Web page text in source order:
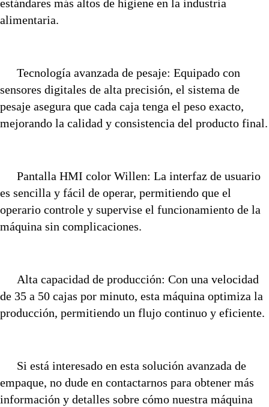
estándares más altos de higiene en la industria
alimentaria.
Tecnología avanzada de pesaje: Equipado con
sensores digitales de alta precisión, el sistema de
pesaje asegura que cada caja tenga el peso exacto,
mejorando la calidad y consistencia del producto final.
Pantalla HMI color Willen: La interfaz de usuario
es sencilla y fácil de operar, permitiendo que el
operario controle y supervise el funcionamiento de la
máquina sin complicaciones.
Alta capacidad de producción: Con una velocidad
de 35 a 50 cajas por minuto, esta máquina optimiza la
producción, permitiendo un flujo continuo y eficiente.
Si está interesado en esta solución avanzada de
empaque, no dude en contactarnos para obtener más
información y detalles sobre cómo nuestra máquina